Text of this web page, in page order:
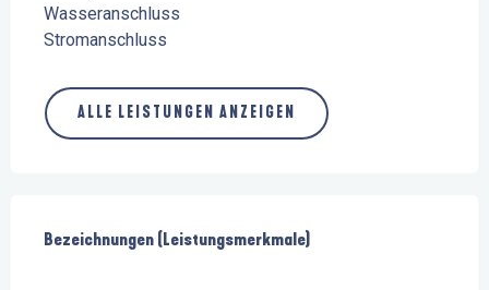
Wasseranschluss
Stromanschluss
ALLE LEISTUNGEN ANZEIGEN
Bezeichnungen (Leistungsmerkmale)
Bezeichnungen (Leistungsmerkmale)